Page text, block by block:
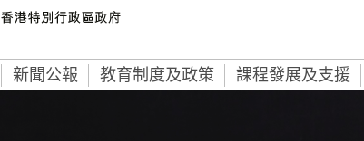
新聞公報 教育制度及政策 課程發展及支援